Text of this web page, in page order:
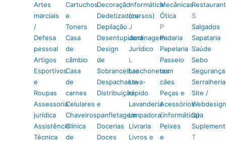
Artes
marciais
/
Defesa
pessoal
Artigos
Esportivos
e
Roupas
Assessoria
jurídica
Assistência
Técnica
Cartuchos
e
Toners
Casa
de
câmbio
Casa
de
carnes
Celulares
Chaveiros
Clínica
de
Decoração
Dedetizadora
Depilação
Desentupidora
Design
de
Sobrancelhas
Despachante
Distribuição
e
panfletagem
Docerias
Doces
Informática
(cursos)
J
Jardinagem
Jurídico
L
Lanchonetes
Lava-
rápido
Lavanderia
Limpadora
Livraria
Livros e
Mecânicas
Ótica
P
Padaria
Papelaria
Passeio
com
cães
Peças e
Acessórios
(informática)
Peixes
e
S
Salgados
Sapataria
Saúde
Sebo
Segurança
Serralheria
Site /
Webdesign
Spa
T